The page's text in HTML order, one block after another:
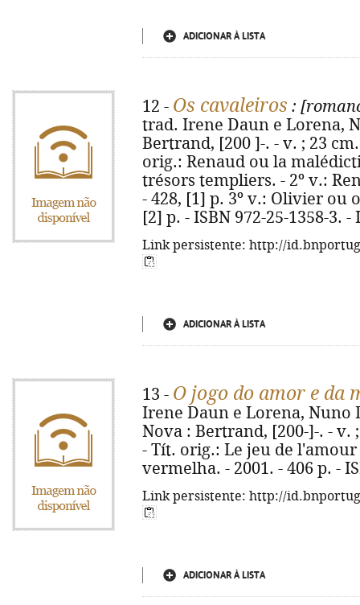
ADICIONAR À LISTA
12 - Os cavaleiros :
trad. Irene Daun e Lorena,
Bertrand, [200 ]-. - v. ; 23
orig.: Renaud ou la
trésors templiers. - 2º v.:
- 428, [1] p. 3º v.: Olivier ou
[2] p. - ISBN 972-25-1358-3. -
Link persistente: http://
ADICIONAR À LISTA
13 - O jogo do amor e da
Irene Daun e Lorena, Nuno
Nova : Bertrand, [200-]-. - v.
- Tít. orig.: Le jeu de l'amour
vermelha. - 2001. - 406 p. -
Link persistente: http://
ADICIONAR À LISTA